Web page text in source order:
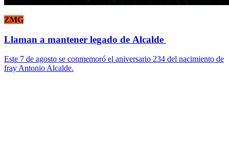
ZMG
Llaman a mantener legado de Alcalde
Este 7 de agosto se conmemoró el aniversario 234 del nacimiento de
fray Antonio Alcalde.